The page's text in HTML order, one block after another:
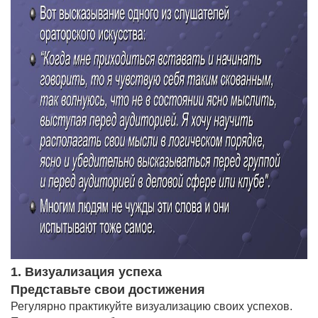
1. Визуализация успеха
Представьте свои достижения
Регулярно практикуйте визуализацию своих успехов.